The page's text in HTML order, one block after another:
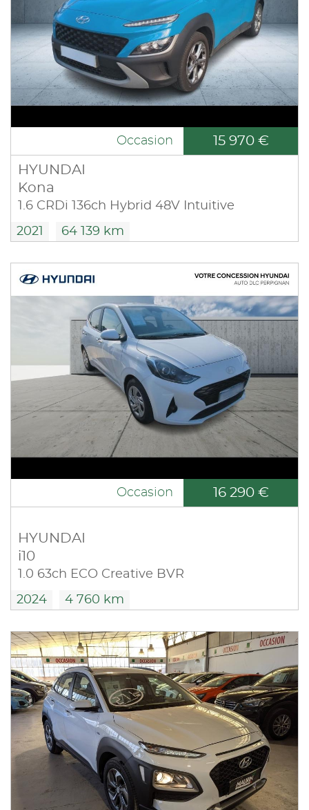
Occasion 15 970 €
HYUNDAI
Kona
1.6 CRDi 136ch Hybrid 48V Intuitive
2021 64 139 km
Occasion 16 290 €
HYUNDAI
i10
1.0 63ch ECO Creative BVR
2024 4 760 km